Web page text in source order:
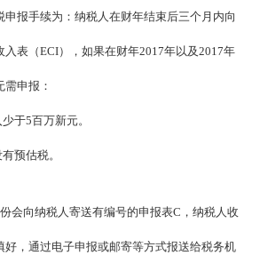
申报手续为：纳税人在财年结束后三个月内向
表（ECI），如果在财年2017年以及2017年
申报：
于5百万新元。
预估税。
会向纳税人寄送有编号的申报表C，纳税人收
好，通过电子申报或邮寄等方式报送给税务机